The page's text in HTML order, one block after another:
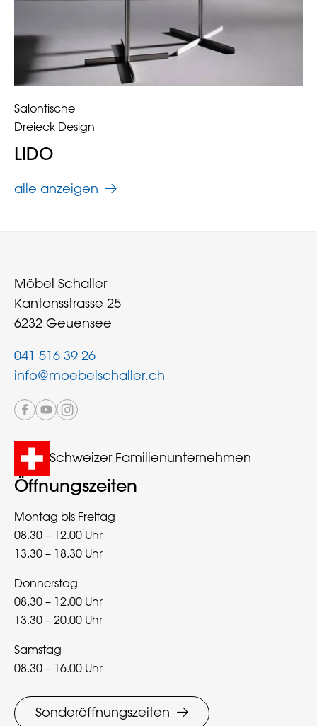
alle anzeigen
Salontische
Dreieck Design
LIDO
Möbel Schaller
Kantonsstrasse 25
6232 Geuensee
041 516 39 26
info@moebelschaller.ch
Schweizer Familienunternehmen
Öffnungszeiten
Montag bis Freitag
08.30 – 12.00 Uhr
13.30 – 18.30 Uhr
Donnerstag
08.30 – 12.00 Uhr
13.30 – 20.00 Uhr
Samstag
08.30 – 16.00 Uhr
Sonderöffnungszeiten